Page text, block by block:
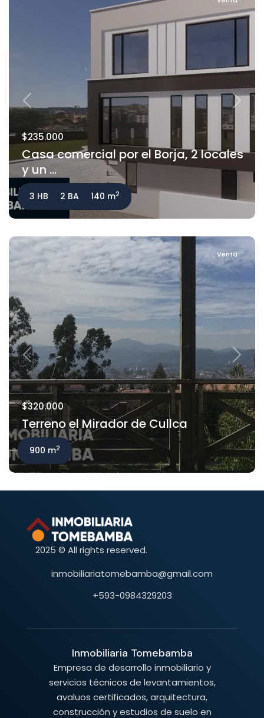
Previous Next
$235.000
Casa comercial por el Borja, 2 locales
y un ...
3 HB 2 BA 140 m2
Venta
Previous Next
$320.000
Terreno el Mirador de Cullca
900 m2
2025 © All rights reserved.
inmobiliariatomebamba@gmail.com
+593-0984329203
Inmobiliaria Tomebamba
Empresa de desarrollo inmobiliario y
servicios técnicos de levantamientos,
avaluos certificados, arquitectura,
construcción y estudios de suelo en